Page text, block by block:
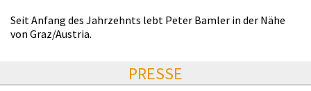
Seit Anfang des Jahrzehnts lebt Peter Bamler in der Nähe
von Graz/Austria.
PRESSE